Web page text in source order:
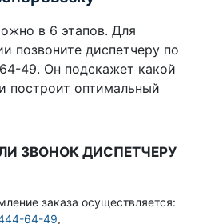
в 6 этапов. Для
позвоните диспетчеру по
49. Он подскажет какой
построит оптимальный
ЗВОНОК ДИСПЕТЧЕРУ
заказа осуществляется:
64-49,